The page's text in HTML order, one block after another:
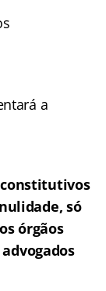
a
só
órgãos